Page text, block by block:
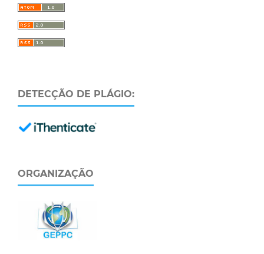
DETECÇÃO DE PLÁGIO:
ORGANIZAÇÃO